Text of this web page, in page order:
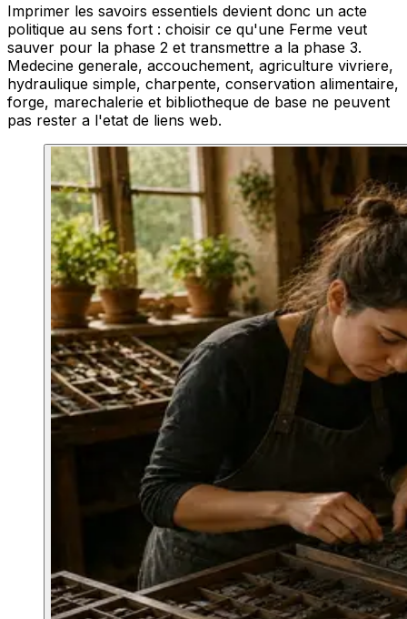
Imprimer les savoirs essentiels devient donc un acte
politique au sens fort : choisir ce qu'une Ferme veut
sauver pour la phase 2 et transmettre a la phase 3.
Medecine generale, accouchement, agriculture vivriere,
hydraulique simple, charpente, conservation alimentaire,
forge, marechalerie et bibliotheque de base ne peuvent
pas rester a l'etat de liens web.